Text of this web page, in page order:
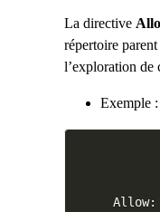
La directive
répertoire
l’exploration de
Exemple :